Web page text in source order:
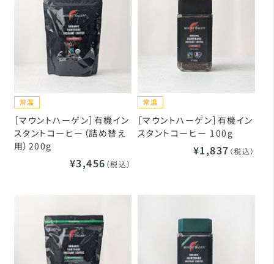
［マウントハーゲン］有機イン
スタントコーヒー（詰め替え
用）200g
¥3,456 （税込）
［マウントハーゲン］有機イン
スタントコーヒー 100g
¥1,837 （税込）